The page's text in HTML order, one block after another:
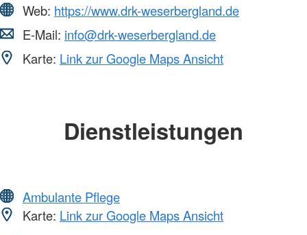
Web: https://www.drk-weserbergland.de
E-Mail: info@drk-weserbergland.de
Karte: Link zur Google Maps Ansicht
Dienstleistungen
Ambulante Pflege
Karte: Link zur Google Maps Ansicht